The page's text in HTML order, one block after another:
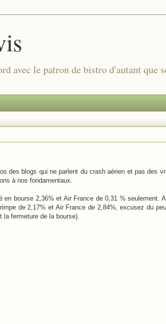
avec le patron de bistro d'autant que
des blogs qui ne parlent du crash aérien et pas des
à nos fondamentaux.
bourse 2,36% et Air France de 0,31 % seulement.
de 2,17% et Air France de 2,84%, excusez du peu
fermeture de la bourse).